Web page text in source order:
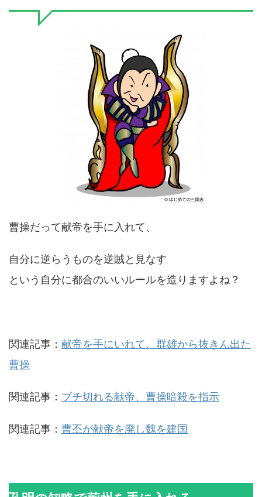
曹操だって献帝を手に入れて、
自分に逆らうものを逆賊と見なす
という自分に都合のいいルールを造りますよね？
関連記事： 献帝を手にいれて、群雄から抜きん出た
曹操
関連記事： ブチ切れる献帝、曹操暗殺を指示
関連記事： 曹丕が献帝を廃し魏を建国